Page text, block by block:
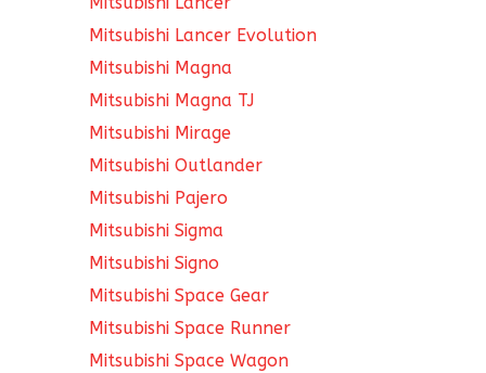
Mitsubishi Lancer Evolution
Mitsubishi Magna
Mitsubishi Magna TJ
Mitsubishi Mirage
Mitsubishi Outlander
Mitsubishi Pajero
Mitsubishi Sigma
Mitsubishi Signo
Mitsubishi Space Gear
Mitsubishi Space Runner
Mitsubishi Space Wagon